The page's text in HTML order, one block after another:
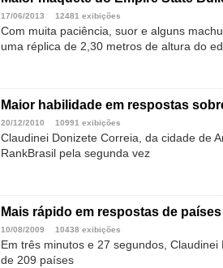
17/06/2013 12481 exibições
Com muita paciência, suor e alguns
uma réplica de 2,30 metros de altura do
Maior habilidade em respostas
20/12/2010 10991 exibições
Claudinei Donizete Correia, da cidade de
RankBrasil pela segunda vez
Mais rápido em respostas de
10/08/2009 10438 exibições
Em três minutos e 27 segundos,
de 209 países